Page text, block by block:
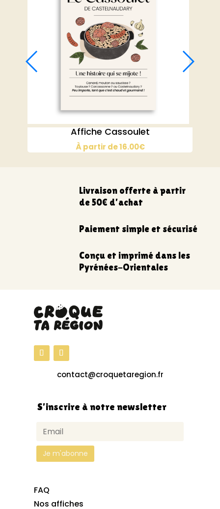
Affiche Cassoulet
À partir de16.00€
Livraison offerte à partir
de 50€ d’achat
Paiement simple et sécurisé
Conçu et imprimé dans les
Pyrénées-Orientales
contact@croquetaregion.fr
S’inscrire à notre newsletter
FAQ
Nos affiches